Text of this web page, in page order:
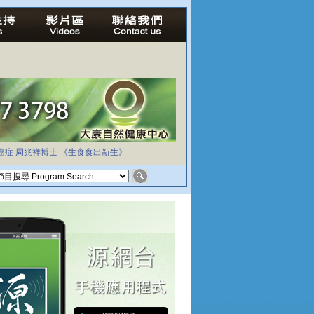
症 周兆祥博士 《生食食出新生》